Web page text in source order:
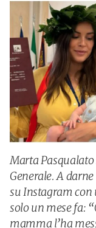
Marta
Generale. A
su Instagram
solo un mese fa:
mamma l’ha